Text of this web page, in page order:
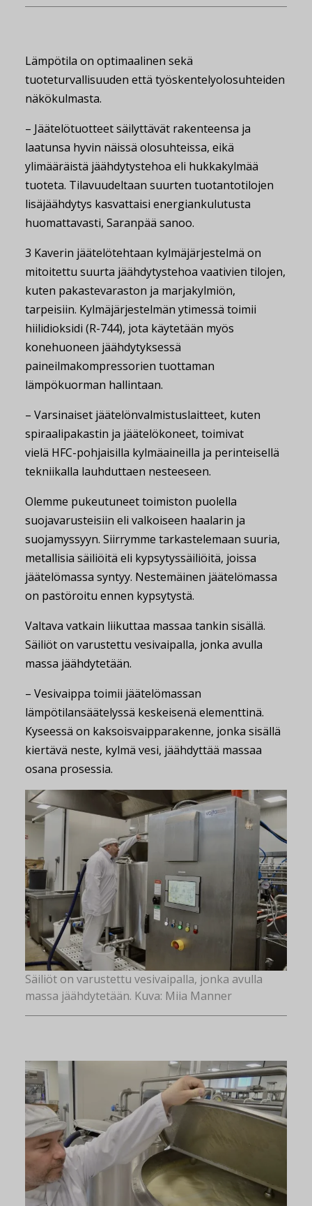
Lämpötila on optimaalinen sekä
tuoteturvallisuuden että työskentelyolosuhteiden
näkökulmasta.
– Jäätelötuotteet säilyttävät rakenteensa ja
laatunsa hyvin näissä olosuhteissa, eikä
ylimääräistä jäähdytystehoa eli hukkakylmää
tuoteta. Tilavuudeltaan suurten tuotantotilojen
lisäjäähdytys kasvattaisi energiankulutusta
huomattavasti, Saranpää sanoo.
3 Kaverin jäätelötehtaan kylmäjärjestelmä on
mitoitettu suurta jäähdytystehoa vaativien tilojen,
kuten pakastevaraston ja marjakylmiön,
tarpeisiin. Kylmäjärjestelmän ytimessä toimii
hiilidioksidi (R-744), jota käytetään myös
konehuoneen jäähdytyksessä
paineilmakompressorien tuottaman
lämpökuorman hallintaan.
– Varsinaiset jäätelönvalmistuslaitteet, kuten
spiraalipakastin ja jäätelökoneet, toimivat
vielä HFC-pohjaisilla kylmäaineilla ja perinteisellä
tekniikalla lauhduttaen nesteeseen.
Olemme pukeutuneet toimiston puolella
suojavarusteisiin eli valkoiseen haalarin ja
suojamyssyyn. Siirrymme tarkastelemaan suuria,
metallisia säiliöitä eli kypsytyssäiliöitä, joissa
jäätelömassa syntyy. Nestemäinen jäätelömassa
on pastöroitu ennen kypsytystä.
Valtava vatkain liikuttaa massaa tankin sisällä.
Säiliöt on varustettu vesivaipalla, jonka avulla
massa jäähdytetään.
– Vesivaippa toimii jäätelömassan
lämpötilansäätelyssä keskeisenä elementtinä.
Kyseessä on kaksoisvaipparakenne, jonka sisällä
kiertävä neste, kylmä vesi, jäähdyttää massaa
osana prosessia.
Säiliöt on varustettu vesivaipalla, jonka avulla
massa jäähdytetään. Kuva: Miia Manner